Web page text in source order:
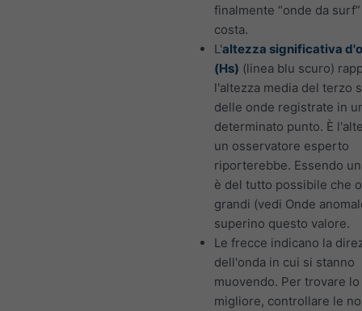
finalmente “onde da
costa.
L'altezza significativa
(Hs) (linea blu scuro)
l'altezza media del terzo
delle onde registrate in
determinato punto. È
un osservatore esperto
riporterebbe. Essendo
è del tutto possibile che
grandi (vedi Onde
superino questo valore.
Le frecce indicano la
dell'onda in cui si stanno
muovendo. Per trovare
migliore, controllare le